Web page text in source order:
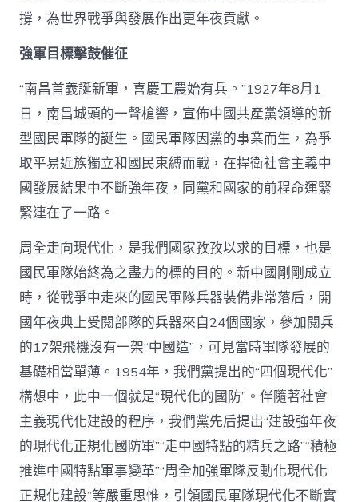
撐，為世界戰爭與發展作出更年夜貢獻。
強軍目標擊鼓催征
“南昌首義誕新軍，喜慶工農始有兵。”1927年8月1
日，南昌城頭的一聲槍響，宣佈中國共產黨領導的新
型國民軍隊的誕生。國民軍隊因黨的事業而生，為爭
取平易近族獨立和國民束縛而戰，在捍衛社會主義中
國發展結果中不斷強年夜，同黨和國家的前程命運緊
緊連在了一路。
周全走向現代化，是我們國家孜孜以求的目標，也是
國民軍隊始終為之盡力的標的目的。新中國剛剛成立
時，從戰爭中走來的國民軍隊兵器裝備非常落后，開
國年夜典上受閱部隊的兵器來自24個國家，參加閱兵
的17架飛機沒有一架“中國造”，可見當時軍隊發展的
基礎相當單薄。1954年，我們黨提出的“四個現代化”
構想中，此中一個就是“現代化的國防”。伴隨著社會
主義現代化建設的程序，我們黨先后提出“建設強年夜
的現代化正規化國防軍”“走中國特點的精兵之路”“積極
推進中國特點軍事變革”“周全加強軍隊反動化現代化
正規化建設”等嚴重思惟，引領國民軍隊現代化不斷實